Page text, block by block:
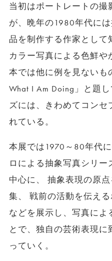
当初はポートレートの撮
が、晩年の1980年代に
品を制作する作家として
カラー写真による色鮮や
本では他に例を見ない
What I Am Doing」と題
ズには、きわめてコンセ
れている。
本展では1970～80年代
ロによる抽象写真シリー
中心に、 抽象表現の原
集、 戦前の活動を伝え
などを展示し、写真によ
とで、独自の芸術表現
っていく。